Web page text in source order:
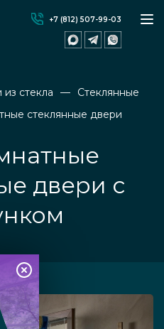
+7 (812) 507-99-03
стекла
Стеклянные
стеклянные двери
двери с